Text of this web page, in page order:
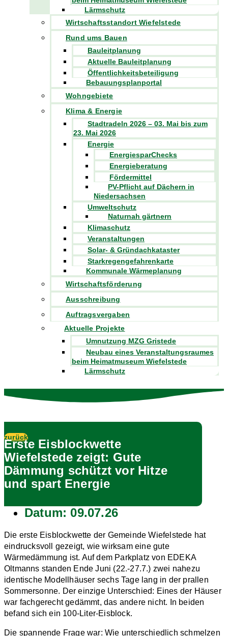
Lärmschutz
Wirtschaftsstandort Wiefelstede
Rund ums Bauen
Bauleitplanung
Aktuelle Bauleitplanung
Öffentlichkeitsbeteiligung
Bebauungsplanportal
Wohngebiete
Klima & Energie
Stadtradeln 2026 – 03. Mai bis zum
23. Mai 2026
Energie
EnergiesparChecks
Energieberatung
Fördermittel
PV-Pflicht auf Dächern in
Niedersachsen
Umweltschutz
Naturnah gärtnern
Klimaschutz
Veranstaltungen
Solar- & Gründachkataster
Starkregengefahrenkarte
Kommunale Wärmeplanung
Wirtschaftsförderung
Ausschreibung
Auftragsvergaben
Aktuelle Projekte
Umnutzung MZG Gristede
Neubau eines Veranstaltungsraumes
beim Heimatmuseum Wiefelstede
Lärmschutz
zurück
Erste Eisblockwette
Wiefelstede zeigt: Gute
Dämmung schützt vor Hitze
und spart Energie
Datum: 09.07.26
Die erste Eisblockwette der Gemeinde Wiefelstede hat
eindrucksvoll gezeigt, wie wirksam eine gute
Wärmedämmung ist. Auf dem Parkplatz von EDEKA
Oltmanns standen Ende Juni (22.-27.7.) zwei nahezu
identische Modellhäuser sechs Tage lang in der prallen
Sommersonne. Der einzige Unterschied: Eines der Häuser
war fachgerecht gedämmt, das andere nicht. In beiden
befand sich ein 100-Liter-Eisblock.
Die spannende Frage war: Wie unterschiedlich schmelzen